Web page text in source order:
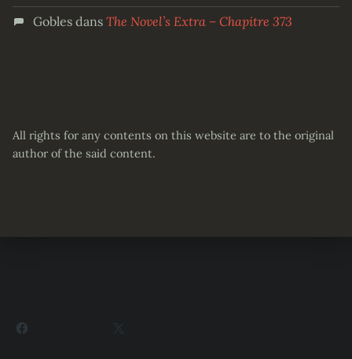
Goblesdans The Novel’s Extra – Chapitre 373
All rights for any contents on this website are to the original
author of the said content.